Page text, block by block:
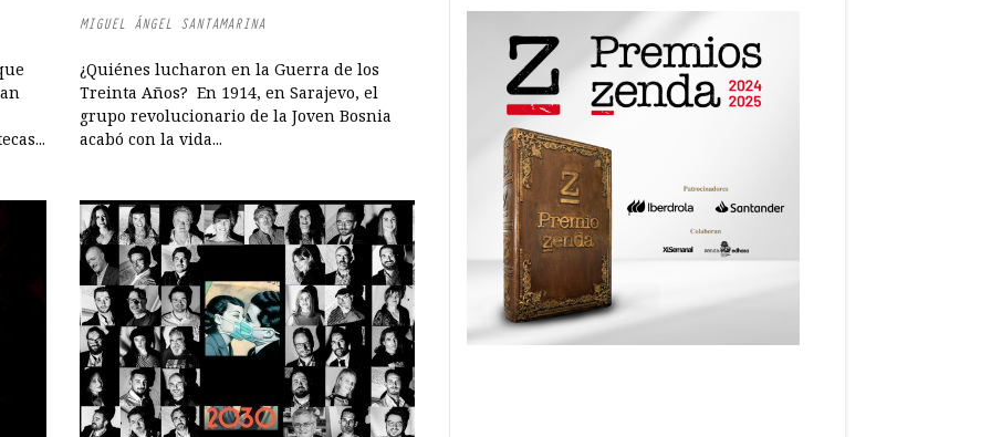
MIGUEL ÁNGEL SANTAMARINA
¿Quiénes lucharon en la Guerra de los
Treinta Años? En 1914, en Sarajevo, el
grupo revolucionario de la Joven Bosnia
acabó con la vida...